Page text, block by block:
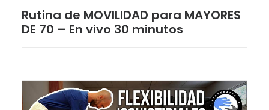
Rutina de MOVILIDAD para MAYORES
DE 70 – En vivo 30 minutos